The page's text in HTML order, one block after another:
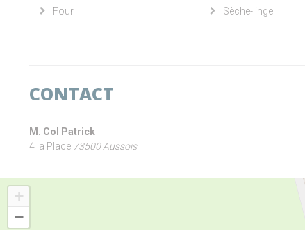
Four
Sèche-linge
CONTACT
M. Col Patrick
4 la Place 73500 Aussois
+
−